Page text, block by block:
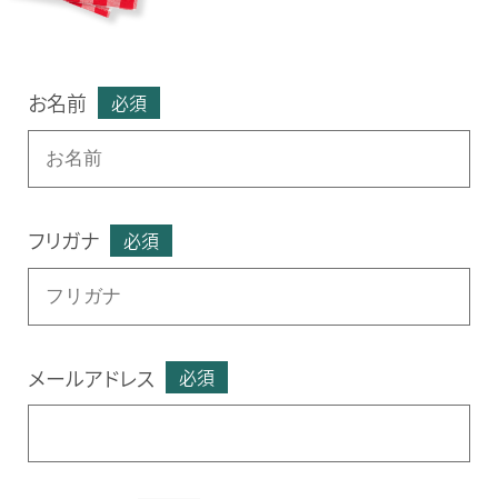
お名前 必須
フリガナ 必須
メールアドレス 必須